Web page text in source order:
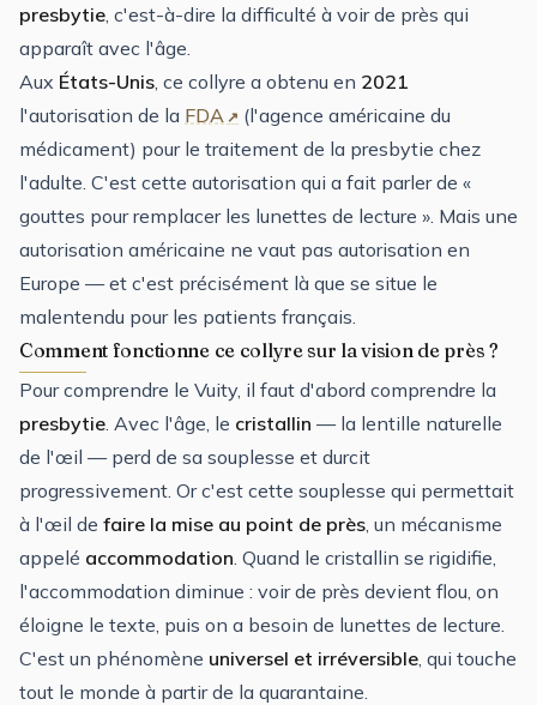
presbytie , c'est-à-dire la difficulté à voir de près qui
apparaît avec l'âge.
Aux États-Unis , ce collyre a obtenu en 2021
l'autorisation de la FDA
(l'agence américaine du
médicament) pour le traitement de la presbytie chez
l'adulte. C'est cette autorisation qui a fait parler de «
gouttes pour remplacer les lunettes de lecture ». Mais une
autorisation américaine ne vaut pas autorisation en
Europe — et c'est précisément là que se situe le
malentendu pour les patients français.
Comment fonctionne ce collyre sur la vision de près ?
Pour comprendre le Vuity, il faut d'abord comprendre la
presbytie . Avec l'âge, le cristallin — la lentille naturelle
de l'œil — perd de sa souplesse et durcit
progressivement. Or c'est cette souplesse qui permettait
à l'œil de faire la mise au point de près , un mécanisme
appelé accommodation . Quand le cristallin se rigidifie,
l'accommodation diminue : voir de près devient flou, on
éloigne le texte, puis on a besoin de lunettes de lecture.
C'est un phénomène universel et irréversible , qui touche
tout le monde à partir de la quarantaine.